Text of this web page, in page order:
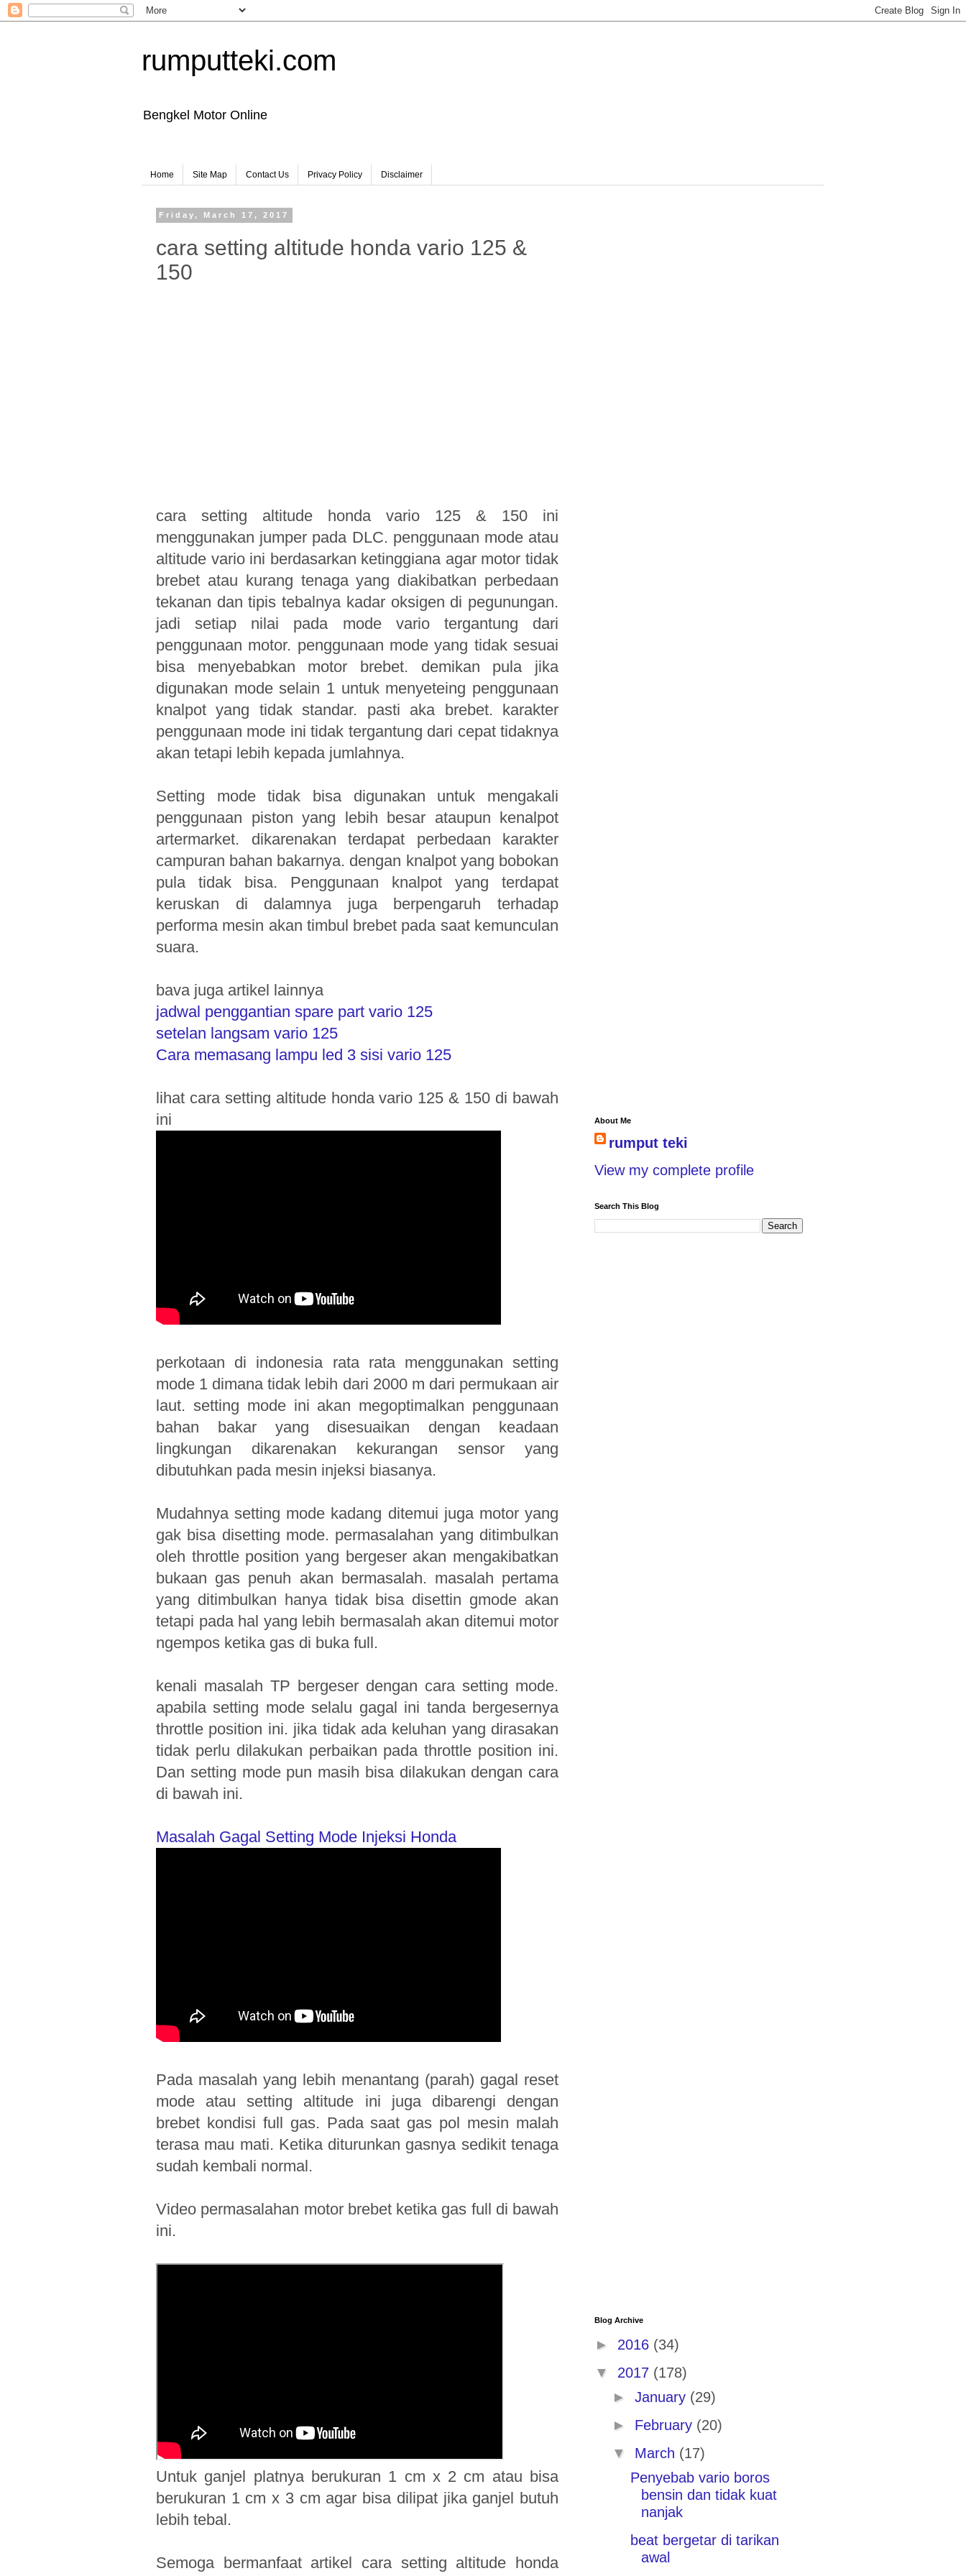
rumputteki.com
Bengkel Motor Online
Home Site Map Contact Us Privacy Policy Disclaimer
Friday, March 17, 2017
cara setting altitude honda vario 125 &
150
cara setting altitude honda vario 125 & 150 ini
menggunakan jumper pada DLC. penggunaan mode atau
altitude vario ini berdasarkan ketinggiana agar motor tidak
brebet atau kurang tenaga yang diakibatkan perbedaan
tekanan dan tipis tebalnya kadar oksigen di pegunungan.
jadi setiap nilai pada mode vario tergantung dari
penggunaan motor. penggunaan mode yang tidak sesuai
bisa menyebabkan motor brebet. demikan pula jika
digunakan mode selain 1 untuk menyeteing penggunaan
knalpot yang tidak standar. pasti aka brebet. karakter
penggunaan mode ini tidak tergantung dari cepat tidaknya
akan tetapi lebih kepada jumlahnya.
Setting mode tidak bisa digunakan untuk mengakali
penggunaan piston yang lebih besar ataupun kenalpot
artermarket. dikarenakan terdapat perbedaan karakter
campuran bahan bakarnya. dengan knalpot yang bobokan
pula tidak bisa. Penggunaan knalpot yang terdapat
keruskan di dalamnya juga berpengaruh terhadap
performa mesin akan timbul brebet pada saat kemunculan
suara.
bava juga artikel lainnya
jadwal penggantian spare part vario 125
setelan langsam vario 125
Cara memasang lampu led 3 sisi vario 125
lihat cara setting altitude honda vario 125 & 150 di bawah
ini
perkotaan di indonesia rata rata menggunakan setting
mode 1 dimana tidak lebih dari 2000 m dari permukaan air
laut. setting mode ini akan megoptimalkan penggunaan
bahan bakar yang disesuaikan dengan keadaan
lingkungan dikarenakan kekurangan sensor yang
dibutuhkan pada mesin injeksi biasanya.
Mudahnya setting mode kadang ditemui juga motor yang
gak bisa disetting mode. permasalahan yang ditimbulkan
oleh throttle position yang bergeser akan mengakibatkan
bukaan gas penuh akan bermasalah. masalah pertama
yang ditimbulkan hanya tidak bisa disettin gmode akan
tetapi pada hal yang lebih bermasalah akan ditemui motor
ngempos ketika gas di buka full.
kenali masalah TP bergeser dengan cara setting mode.
apabila setting mode selalu gagal ini tanda bergesernya
throttle position ini. jika tidak ada keluhan yang dirasakan
tidak perlu dilakukan perbaikan pada throttle position ini.
Dan setting mode pun masih bisa dilakukan dengan cara
di bawah ini.
Masalah Gagal Setting Mode Injeksi Honda
Pada masalah yang lebih menantang (parah) gagal reset
mode atau setting altitude ini juga dibarengi dengan
brebet kondisi full gas. Pada saat gas pol mesin malah
terasa mau mati. Ketika diturunkan gasnya sedikit tenaga
sudah kembali normal.
Video permasalahan motor brebet ketika gas full di bawah
ini.
Untuk ganjel platnya berukuran 1 cm x 2 cm atau bisa
berukuran 1 cm x 3 cm agar bisa dilipat jika ganjel butuh
lebih tebal.
Semoga bermanfaat artikel cara setting altitude honda
About Me
rumput teki
View my complete profile
Search This Blog
Blog Archive
► 2016 (34)
▼ 2017 (178)
► January (29)
► February (20)
▼ March (17)
Penyebab vario boros
bensin dan tidak kuat
nanjak
beat bergetar di tarikan
awal